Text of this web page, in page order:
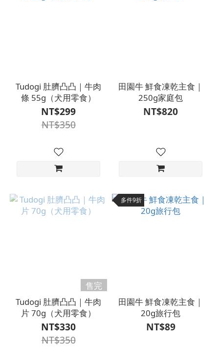
Tudogi 肚臍凸凸｜牛肉
條 55g（犬用零食）
NT$299
NT$350
田園牛 鮮食凍乾主食｜
250g家庭包
NT$820
售完
Tudogi 肚臍凸凸｜牛肉
片 70g（犬用零食）
NT$330
NT$350
多件9折
田園牛 鮮食凍乾主食｜
20g旅行包
NT$89